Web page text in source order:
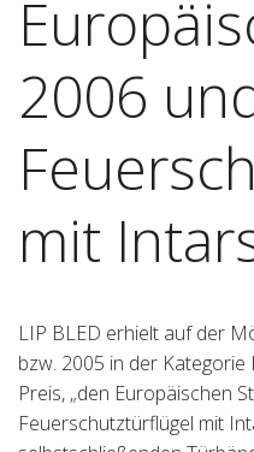
2006
mit
LIP BLED erhielt auf der
bzw. 2005 in der
Preis, „den Europäischen
Feuerschutztürflügel mit